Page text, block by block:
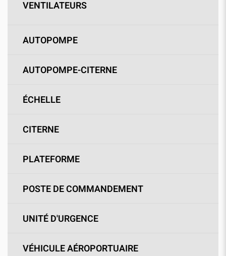
VENTILATEURS
AUTOPOMPE
AUTOPOMPE-CITERNE
ÉCHELLE
CITERNE
PLATEFORME
POSTE DE COMMANDEMENT
UNITÉ D'URGENCE
VÉHICULE AÉROPORTUAIRE